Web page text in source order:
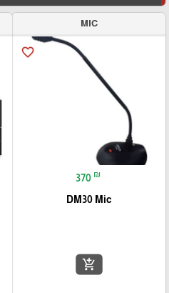
MIC
favorite_border
370 ₪
DM30 Mic
add_shopping_cart